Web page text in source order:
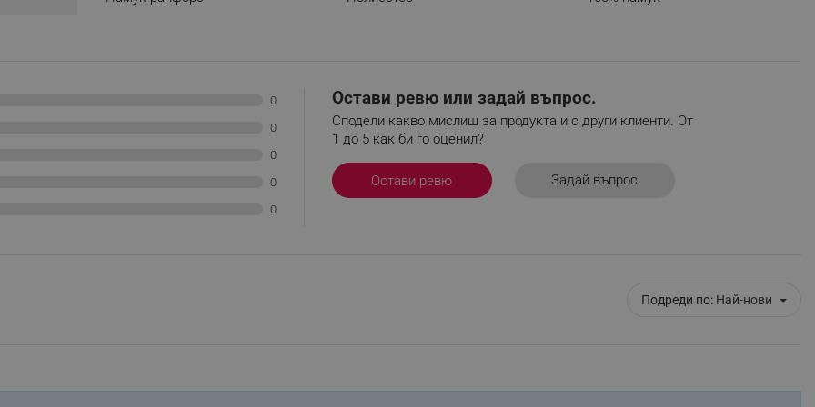
0
0
0
0
0
Остави ревю или задай въпрос.
Сподели какво мислиш за продукта и с други клиенти. От
1 до 5 как би го оценил?
Остави ревю Задай въпрос
Подреди по: Най-нови
This is JSON object to store current visitor’s data including
name, username, segments, membership status and
Releva
Releva